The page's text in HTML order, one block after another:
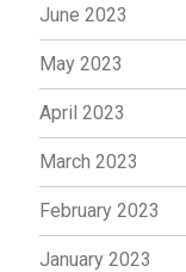
June 2023
May 2023
April 2023
March 2023
February 2023
January 2023